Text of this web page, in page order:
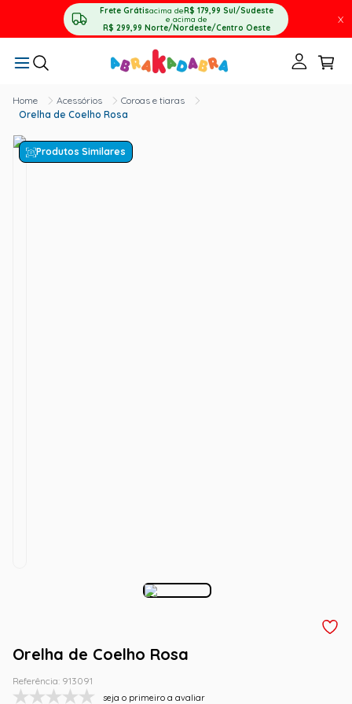
Frete Grátisacima deR$ 179,99 Sul/Sudeste
e acima de
R$ 299,99 Norte/Nordeste/Centro Oeste
X
Acessórios
Coroas e tiaras
Orelha de Coelho Rosa
Produtos Similares
Orelha de Coelho Rosa
Referência: 913091
seja o primeiro a avaliar